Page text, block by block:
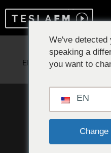
We've detected
speaking a
you want to
EN
Change